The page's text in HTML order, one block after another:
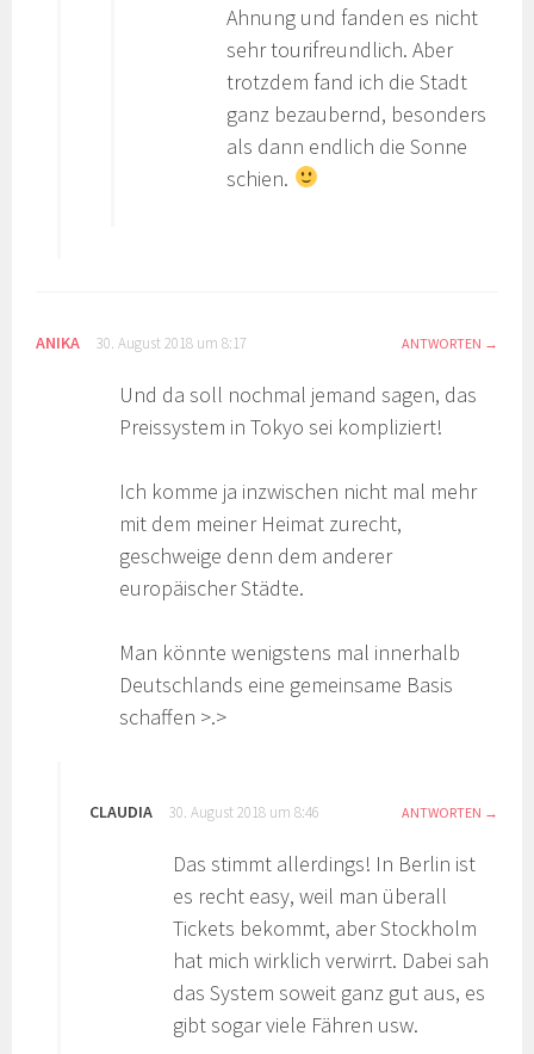
Ahnung und fanden es nicht
sehr tourifreundlich. Aber
trotzdem fand ich die Stadt
ganz bezaubernd, besonders
als dann endlich die Sonne
schien.
ANIKA 30. August 2018 um 8:17 ANTWORTEN
Und da soll nochmal jemand sagen, das
Preissystem in Tokyo sei kompliziert!
Ich komme ja inzwischen nicht mal mehr
mit dem meiner Heimat zurecht,
geschweige denn dem anderer
europäischer Städte.
Man könnte wenigstens mal innerhalb
Deutschlands eine gemeinsame Basis
schaffen >.>
CLAUDIA 30. August 2018 um 8:46 ANTWORTEN
Das stimmt allerdings! In Berlin ist
es recht easy, weil man überall
Tickets bekommt, aber Stockholm
hat mich wirklich verwirrt. Dabei sah
das System soweit ganz gut aus, es
gibt sogar viele Fähren usw.